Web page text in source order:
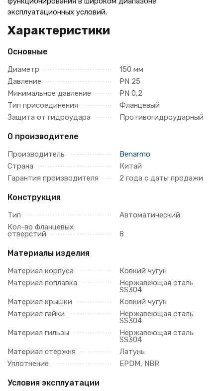
эксплуатационных условий.
Характеристики
Основные
Диаметр
150 мм
Давление
PN 25
Минимальное давление
PN 0,2
Тип присоединения
Фланцевый
Защита от гидроудара
Противогидроударный
О производителе
Производитель
Benarmo
Страна
Китай
Гарантия производителя
2 года с даты продажи
Конструкция
Тип
Автоматический
Кол-во фланцевых
отверстий 8
Материалы изделия
Материал корпуса
Ковкий чугун
Материал поплавка
Нержавеющая сталь
SS304
Материал крышки
Ковкий чугун
Материал гайки
Нержавеющая сталь
SS304
Материал гильзы
Нержавеющая сталь
SS304
Материал стержня
Латунь
Уплотнение
EPDM, NBR
Условия эксплуатации